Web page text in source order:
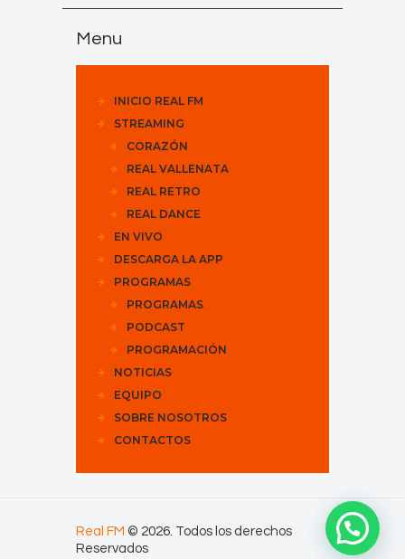
Menu
INICIO REAL FM
STREAMING
CORAZÓN
REAL VALLENATA
REAL RETRO
REAL DANCE
EN VIVO
DESCARGA LA APP
PROGRAMAS
PROGRAMAS
PODCAST
PROGRAMACIÓN
NOTICIAS
EQUIPO
SOBRE NOSOTROS
CONTACTOS
Real FM © 2026. Todos los derechos
Reservados